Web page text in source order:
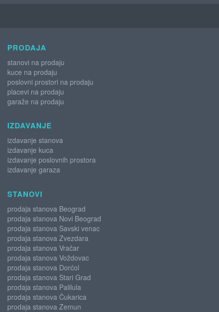
PRODAJA
stanovi na prodaju
kuce na prodaju
poslovni prostori na prodaju
placevi na prodaju
garaže na prodaju
IZDAVANJE
izdavanje stanova
izdavanje kuca
izdavanje poslovnih prostora
izdavanje garaza
STANOVI
prodaja stanova Beograd
prodaja stanova Novi Beograd
prodaja stanova Savski venac
prodaja stanova Zvezdara
prodaja stanova Vračar
prodaja stanova Voždovac
prodaja stanova Dorćol
prodaja stanova Stari Grad
prodaja stanova Palilula
prodaja stanova Čukarica
prodaja stanova Zemun